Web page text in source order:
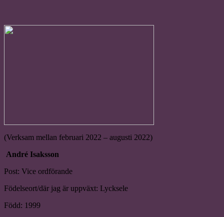
(Verksam mellan februari 2022 – augusti 2022)
André Isaksson
Post: Vice ordförande
Födelseort/där jag är uppväxt: Lycksele
Född: 1999